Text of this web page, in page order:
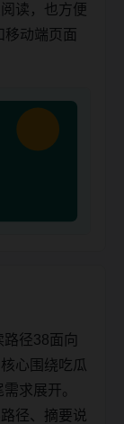
读，也方便
移动端页面
径38面向
心围绕吃瓜
求展开。
径、摘要说